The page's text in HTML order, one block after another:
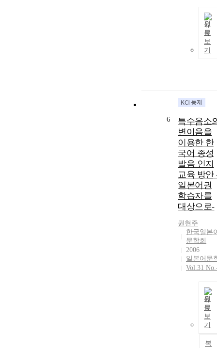
원
문
보
기
6
특수음소
변이음을
이용한 한
국어 종성
발음 인지
교육 방안
일본어권
학습자를
대상으로-
권현주
한국일본
문학회
2006
일본어문
Vol.31
원
문
보
기
복